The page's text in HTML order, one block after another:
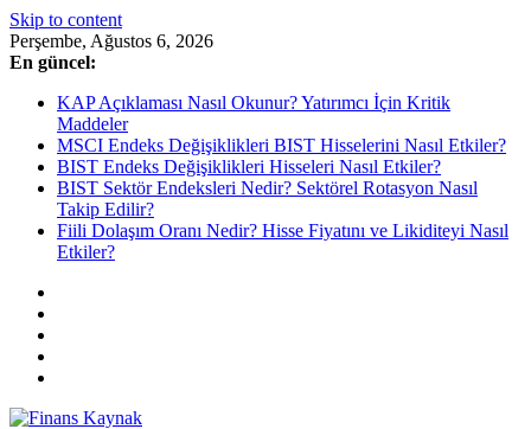
Skip to content
Perşembe, Ağustos 6, 2026
En güncel:
KAP Açıklaması Nasıl Okunur? Yatırımcı İçin Kritik
Maddeler
MSCI Endeks Değişiklikleri BIST Hisselerini Nasıl Etkiler?
BIST Endeks Değişiklikleri Hisseleri Nasıl Etkiler?
BIST Sektör Endeksleri Nedir? Sektörel Rotasyon Nasıl
Takip Edilir?
Fiili Dolaşım Oranı Nedir? Hisse Fiyatını ve Likiditeyi Nasıl
Etkiler?